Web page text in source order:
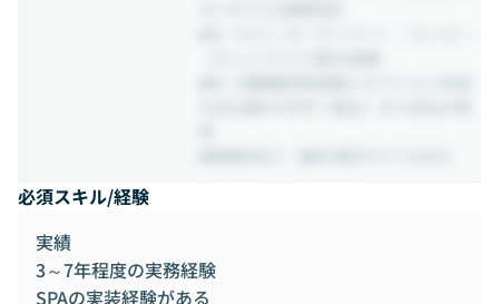
必須スキル/経験
実績
3～7年程度の実務経験
SPAの実装経験がある